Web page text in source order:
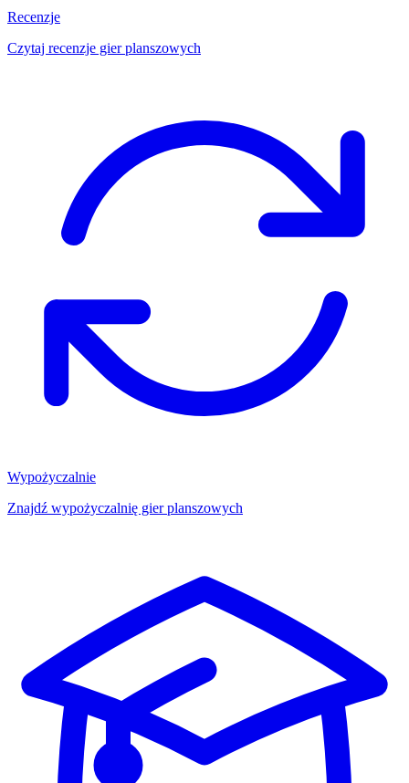
Recenzje
Czytaj recenzje gier planszowych
Wypożyczalnie
Znajdź wypożyczalnię gier planszowych